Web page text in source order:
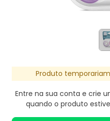
Produto
Entre na sua conta e crie
quando o produto